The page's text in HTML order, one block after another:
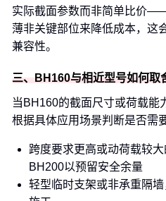
实际截面参数而非简单比价
薄非关键部位来降低成本，这
兼容性。
三、BH160与相近型号如何取
当BH160的截面尺寸或荷载能
根据具体应用场景判断是否需
跨度要求更高或动荷载较
BH200以预留安全余量
轻型临时支架或非承重隔